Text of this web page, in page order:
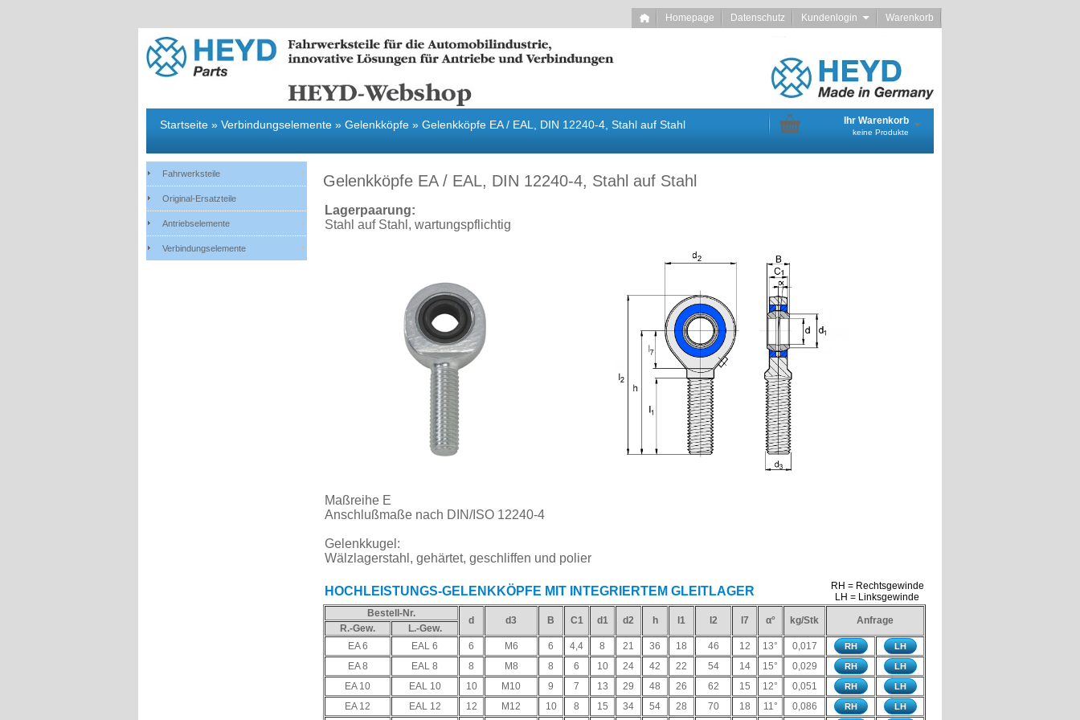
Homepage Datenschutz Kundenlogin Warenkorb
Fahrwerksteile Original-Ersatzteile Antriebselemente Verbindungselemente
Startseite » Verbindungselemente » Gelenkköpfe » Gelenkköpfe EA / EAL, DIN 12240-4, Stahl auf Stahl Ihr Warenkorb
keine Produkte
Gelenkköpfe EA / EAL, DIN 12240-4, Stahl auf Stahl
Lagerpaarung:
Stahl auf Stahl, wartungspflichtig
Maßreihe E
Anschlußmaße nach DIN/ISO 12240-4
Gelenkkugel:
Wälzlagerstahl, gehärtet, geschliffen und polier
HOCHLEISTUNGS-GELENKKÖPFE MIT INTEGRIERTEM GLEITLAGER
RH = Rechtsgewinde
LH = Linksgewinde
Bestell-Nr.
d d3 B C1 d1 d2 h l1 l2 l7 α° kg/Stk Anfrage
R.-Gew.
L.-Gew.
EA 6
EAL 6 6 M6 6 4,4 8 21 36 18 46 12 13° 0,017 RH LH
EA 8 EAL 8 8 M8 8 6 10 24 42 22 54 14 15° 0,029 RH LH
EA 10 EAL 10 10 M10 9 7 13 29 48 26 62 15 12° 0,051 RH LH
EA 12 EAL 12 12 M12 10 8 15 34 54 28 70 18 11° 0,086 RH LH
Fahrwerksteile
Original-Ersatzteile
Antriebselemente
Verbindungselemente